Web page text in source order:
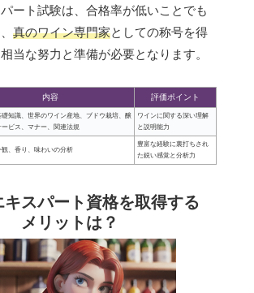
ート試験は、合格率が低いことでも
真のワイン専門家としての称号を得
当な努力と準備が必要となります。
内容 評価ポイント
礎知識、世界のワイン産地、ブドウ栽培、醸
ービス、マナー、関連法規
ワインに関する深い理解
と説明能力
観、香り、味わいの分析
豊富な経験に裏打ちされ
た鋭い感覚と分析力
キスパート資格を取得する
メリットは？